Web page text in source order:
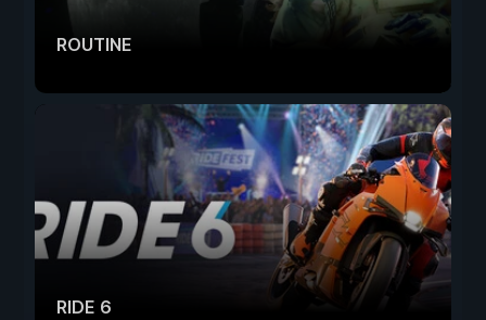
ROUTINE
RIDE 6